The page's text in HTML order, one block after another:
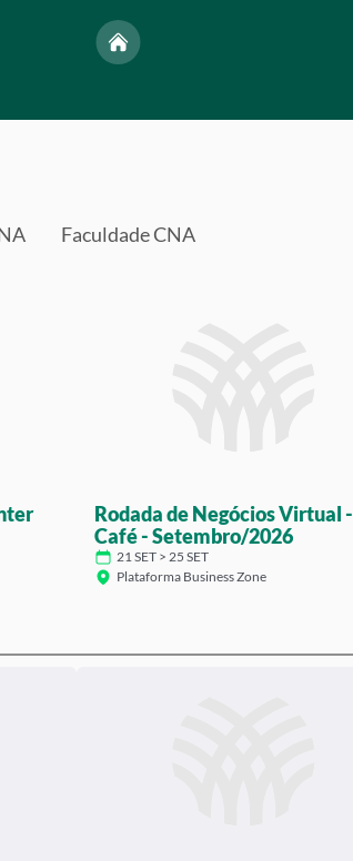
Faculdade CNA
Rodada de Negócios Virtual -
Café - Setembro/2026
21 SET > 25 SET
Plataforma Business Zone